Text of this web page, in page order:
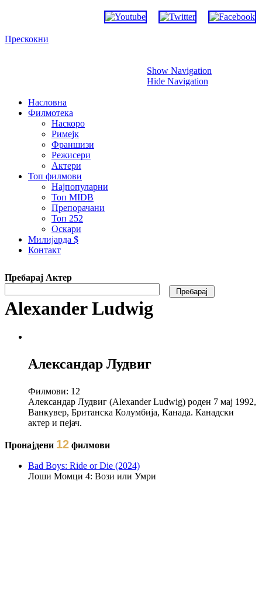
Прескокни
Show Navigation
Hide Navigation
Насловна
Филмотека
Наскоро
Римејк
Франшизи
Режисери
Актери
Топ филмови
Најпопуларни
Топ MIDB
Препорачани
Топ 252
Оскари
Милијарда $
Контакт
Пребарај Актер
Alexander Ludwig
Александар Лудвиг
Филмови: 12
Александар Лудвиг (Alexander Ludwig) роден 7 мај 1992,
Ванкувер, Британска Колумбија, Канада. Канадски
актер и пејач.
Пронајдени 12 филмови
Bad Boys: Ride or Die (2024)
Лоши Момци 4: Вози или Умри